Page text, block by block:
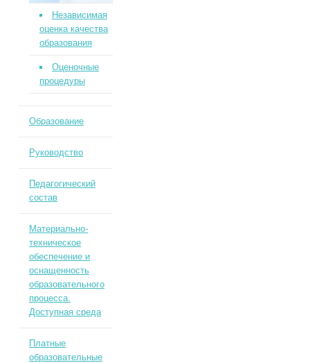
Независимая
оценка качества
образования
Оценочные
процедуры
Образование
Руководство
Педагогический
состав
Материально-
техническое
обеспечение и
оснащенность
образовательного
процесса.
Доступная среда
Платные
образовательные